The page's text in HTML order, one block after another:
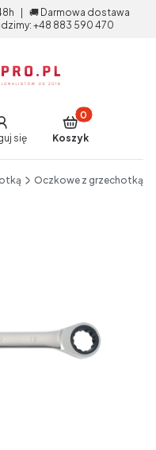
| 🚚 Darmowa dostawa
+48 883 590 470
się
Produkty w
Koszyk
Oczkowe z grzechotką